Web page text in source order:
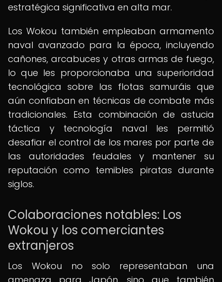
estratégica significativa en alta mar.
Los Wokou también empleaban armamento
naval avanzado para la época, incluyendo
cañones, arcabuces y otras armas de fuego,
lo que les proporcionaba una superioridad
tecnológica sobre las flotas samuráis que
aún confiaban en técnicas de combate más
tradicionales. Esta combinación de astucia
táctica y tecnología naval les permitió
desafiar el control de los mares por parte de
las autoridades feudales y mantener su
reputación como temibles piratas durante
siglos.
Colaboraciones notables: Los
Wokou y los comerciantes
extranjeros
Los Wokou no solo representaban una